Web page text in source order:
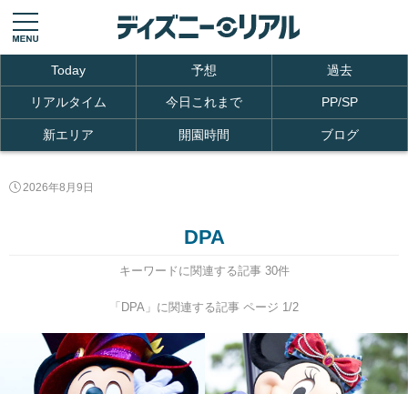
Today 予想 過去
リアルタイム 今日これまで PP/SP
新エリア 開園時間 ブログ
2026年8月9日
DPA
キーワードに関連する記事 30件
「DPA」に関連する記事 ページ 1/2